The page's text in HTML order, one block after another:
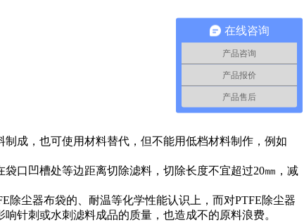
成，也可使用材料替代，但不能用低档材料制作，例如
口凹槽处等边距离切除滤料，切除长度不宜超过20㎜，减
尘器布袋的、耐温等化学性能认识上，而对PTFE除尘器
针刺或水刺滤料成品的质量，也造成不的原料浪费。
在线咨询
产品咨询
产品报价
产品售后